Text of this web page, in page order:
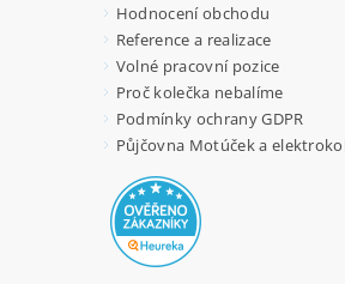
Hodnocení obchodu
Reference a realizace
Volné pracovní pozice
Proč kolečka nebalíme
Podmínky ochrany GDPR
Půjčovna Motúček a